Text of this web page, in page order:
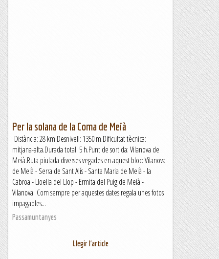
Per la solana de la Coma de Meià
Distància: 28 km.Desnivell: 1350 m.Dificultat tècnica:
mitjana-alta.Durada total: 5 h.Punt de sortida: Vilanova de
Meià.Ruta piulada diverses vegades en aquest bloc: Vilanova
de Meià - Serra de Sant Alís - Santa Maria de Meià - la
Cabroa - Lloella del Llop - Ermita del Puig de Meià -
Vilanova. Com sempre per aquestes dates regala unes fotos
impagables...
Passamuntanyes
Llegir l'article